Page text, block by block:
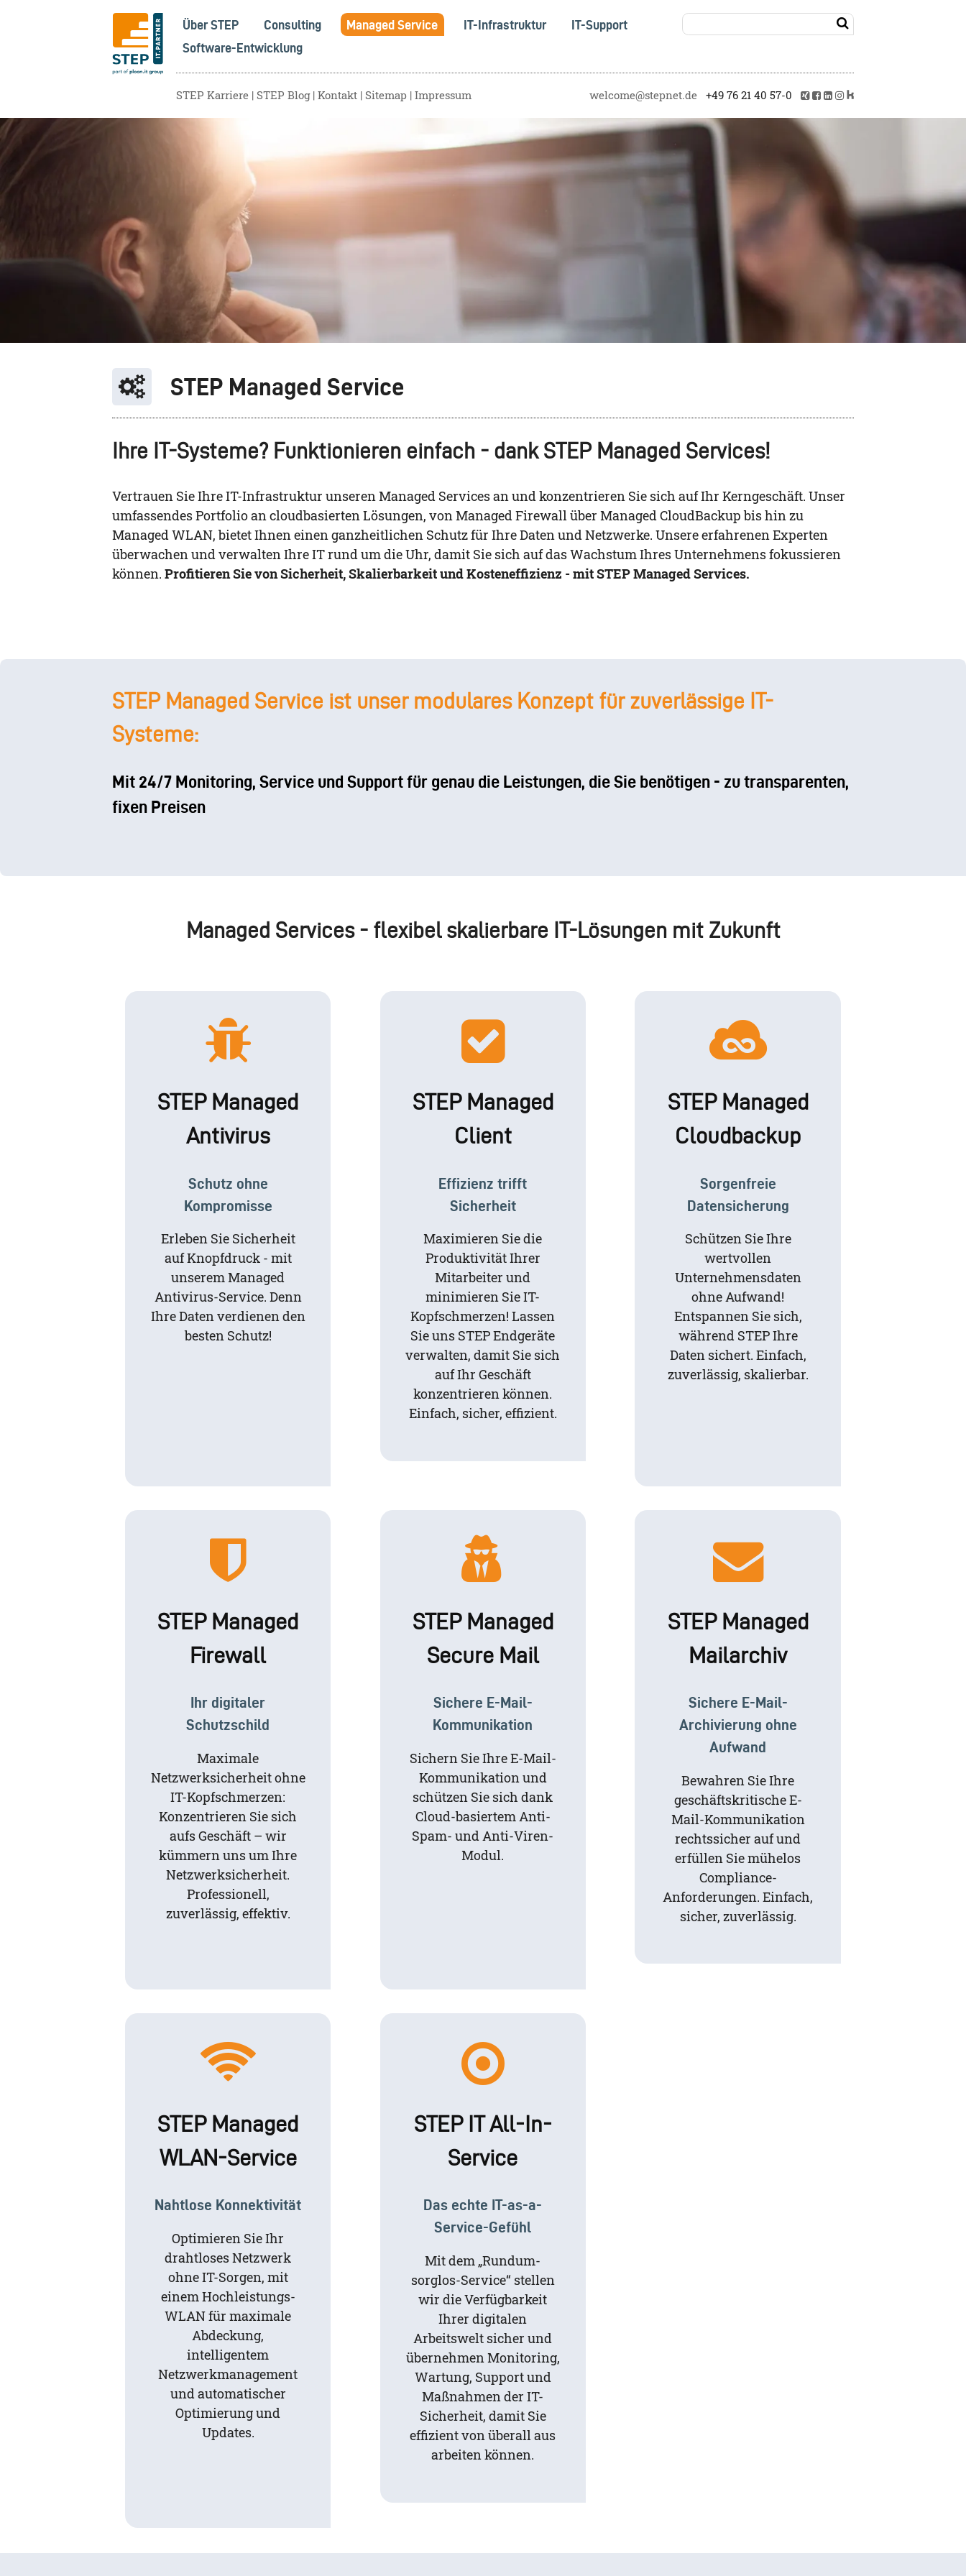
Über STEP Consulting Managed Service IT-Infrastruktur
IT-Support
Software-Entwicklung

STEP Karriere STEP Blog Kontakt Sitemap Impressum welcome@stepnet.de +49 76 21 40 57-0
STEP Managed Service
Ihre IT-Systeme? Funktionieren einfach - dank STEP Managed Services!
Vertrauen Sie Ihre IT-Infrastruktur unseren Managed Services an und konzentrieren Sie sich auf Ihr Kerngeschäft. Unser
umfassendes Portfolio an cloudbasierten Lösungen, von Managed Firewall über Managed CloudBackup bis hin zu
Managed WLAN, bietet Ihnen einen ganzheitlichen Schutz für Ihre Daten und Netzwerke. Unsere erfahrenen Experten
überwachen und verwalten Ihre IT rund um die Uhr, damit Sie sich auf das Wachstum Ihres Unternehmens fokussieren
können.Profitieren Sie von Sicherheit, Skalierbarkeit und Kosteneffizienz - mit STEP Managed Services.
STEP Managed Service ist unser modulares Konzept für zuverlässige IT-
Systeme:
Mit 24/7 Monitoring, Service und Support für genau die Leistungen, die Sie benötigen - zu transparenten,
fixen Preisen
Managed Services - flexibel skalierbare IT-Lösungen mit Zukunft
STEP Managed
Antivirus
Schutz ohne
Kompromisse
Erleben Sie Sicherheit
auf Knopfdruck - mit
unserem Managed
Antivirus-Service. Denn
Ihre Daten verdienen den
besten Schutz!
STEP Managed
Client
Effizienz trifft
Sicherheit
Maximieren Sie die
Produktivität Ihrer
Mitarbeiter und
minimieren Sie IT-
Kopfschmerzen! Lassen
Sie uns STEP Endgeräte
verwalten, damit Sie sich
auf Ihr Geschäft
konzentrieren können.
Einfach, sicher, effizient.
STEP Managed
Cloudbackup
Sorgenfreie
Datensicherung
Schützen Sie Ihre
wertvollen
Unternehmensdaten
ohne Aufwand!
Entspannen Sie sich,
während STEP Ihre
Daten sichert. Einfach,
zuverlässig, skalierbar.
STEP Managed
Firewall
Ihr digitaler
Schutzschild
Maximale
Netzwerksicherheit ohne
IT-Kopfschmerzen:
Konzentrieren Sie sich
aufs Geschäft – wir
kümmern uns um Ihre
Netzwerksicherheit.
Professionell,
zuverlässig, effektiv.
STEP Managed
Secure Mail
Sichere E-Mail-
Kommunikation
Sichern Sie Ihre E-Mail-
Kommunikation und
schützen Sie sich dank
Cloud-basiertem Anti-
Spam- und Anti-Viren-
Modul.
STEP Managed
Mailarchiv
Sichere E-Mail-
Archivierung ohne
Aufwand
Bewahren Sie Ihre
geschäftskritische E-
Mail-Kommunikation
rechtssicher auf und
erfüllen Sie mühelos
Compliance-
Anforderungen. Einfach,
sicher, zuverlässig.
STEP Managed
WLAN-Service
Nahtlose Konnektivität
Optimieren Sie Ihr
drahtloses Netzwerk
ohne IT-Sorgen, mit
einem Hochleistungs-
WLAN für maximale
Abdeckung,
intelligentem
Netzwerkmanagement
und automatischer
Optimierung und
Updates.
STEP IT All-In-
Service
Das echte IT-as-a-
Service-Gefühl
Mit dem „Rundum-
sorglos-Service“ stellen
wir die Verfügbarkeit
Ihrer digitalen
Arbeitswelt sicher und
übernehmen Monitoring,
Wartung, Support und
Maßnahmen der IT-
Sicherheit, damit Sie
effizient von überall aus
arbeiten können.